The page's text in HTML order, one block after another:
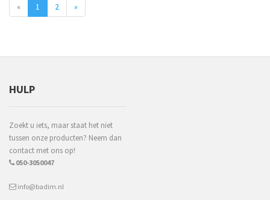
« 1 2 »
HULP
Zoekt u iets, maar staat het niet
tussen onze producten? Neem dan
contact met ons op!
050-3050047
info@badim.nl